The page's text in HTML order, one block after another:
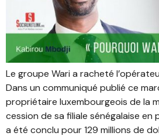
Le groupe Wari a racheté
Dans un communiqué publié ce
propriétaire luxembourgeois de la
cession de sa filiale sénégalaise en
a été conclu pour 129 millions de